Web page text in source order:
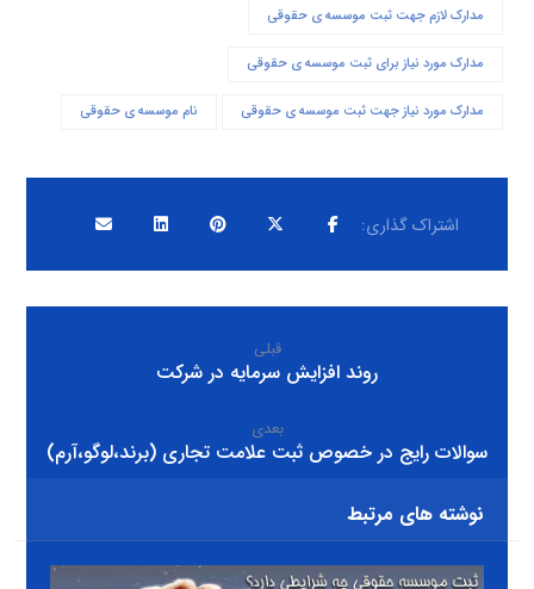
مدارک لازم جهت ثبت موسسه ی حقوقی
مدارک مورد نیاز برای ثبت موسسه ی حقوقی
مدارک مورد نیاز جهت ثبت موسسه ی حقوقی نام موسسه ی حقوقی
قبلی
روند افزایش سرمایه در شرکت
بعدی
سوالات رایج در خصوص ثبت علامت تجاری (برند،لوگو،آرم)
نوشته های مرتبط